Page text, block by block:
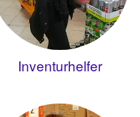
Inventurhelfer